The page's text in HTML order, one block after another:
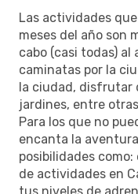
Las actividades
meses del año son
cabo (casi todas) al
caminatas por la
la ciudad, disfrutar
jardines, entre
Para los que no
encanta la
posibilidades
de actividades en